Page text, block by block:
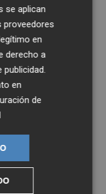
se aplican
proveedores
en
derecho a
publicidad
en
de